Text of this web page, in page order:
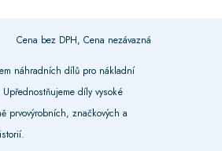
Cena bez DPH, Cena nezávazná
náhradních dílů pro nákladní
díly vysoké
prvovýrobních, značkových a